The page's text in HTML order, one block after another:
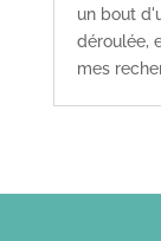
un bout
déroulée,
mes